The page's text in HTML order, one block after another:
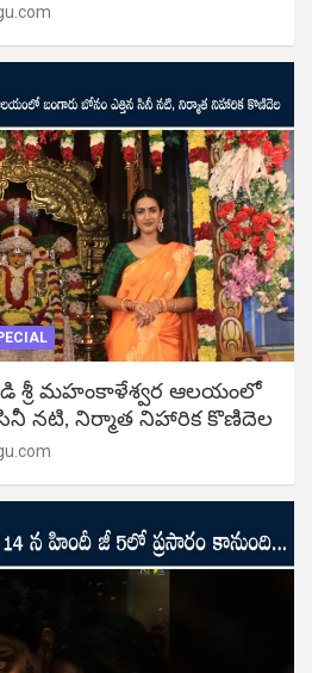
శ్రీ మహంకాళేశ్వర ఆలయంలో
నటి, నిర్మాత నిహారిక కొణిదెల